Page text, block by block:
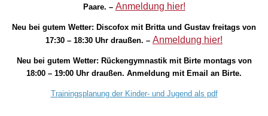
Paare. – Anmeldung hier!
Neu bei gutem Wetter: Discofox mit Britta und Gustav freitags von
17:30 – 18:30 Uhr draußen. – Anmeldung hier!
Neu bei gutem Wetter: Rückengymnastik mit Birte montags von
18:00 – 19:00 Uhr draußen. Anmeldung mit Email an Birte.
Trainingsplanung der Kinder- und Jugend als pdf